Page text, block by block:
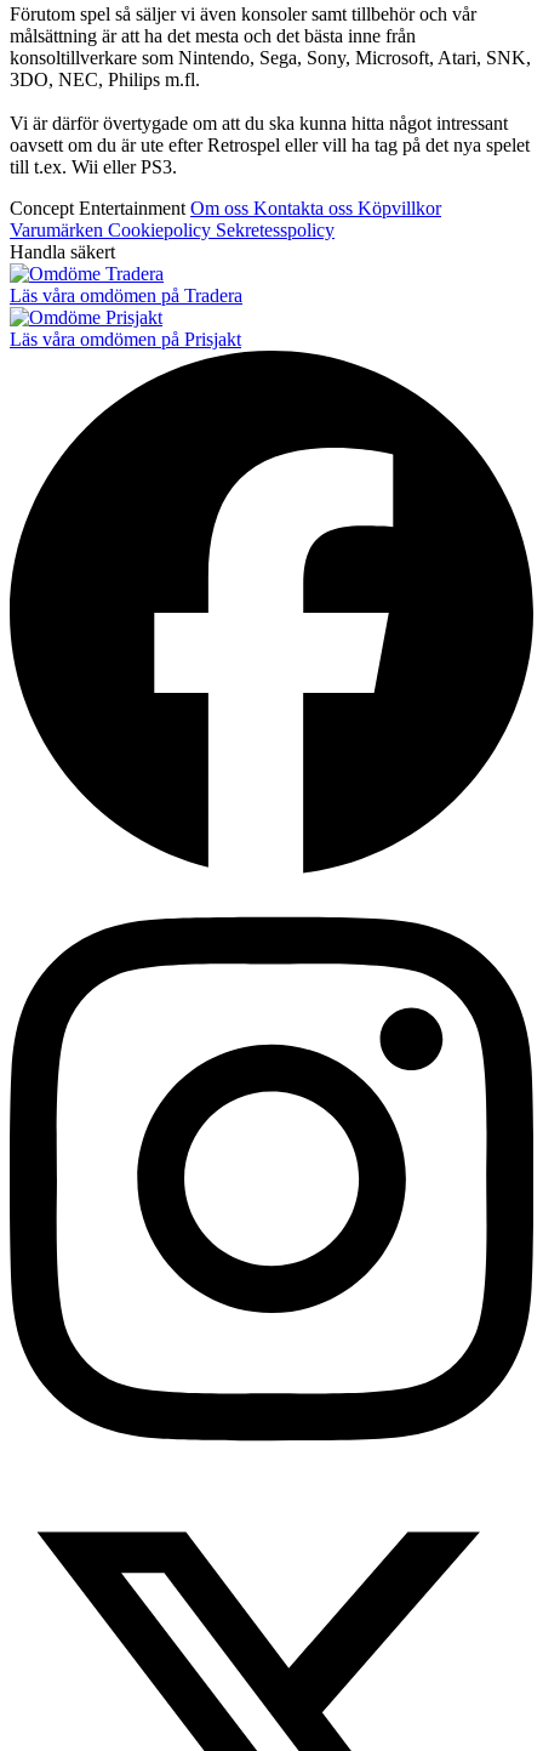
Förutom spel så säljer vi även konsoler samt tillbehör och vår
målsättning är att ha det mesta och det bästa inne från
konsoltillverkare som Nintendo, Sega, Sony, Microsoft, Atari, SNK,
3DO, NEC, Philips m.fl.
Vi är därför övertygade om att du ska kunna hitta något intressant
oavsett om du är ute efter Retrospel eller vill ha tag på det nya spelet
till t.ex. Wii eller PS3.
Concept Entertainment Om oss Kontakta oss Köpvillkor
Varumärken Cookiepolicy Sekretesspolicy
Handla säkert
Läs våra omdömen på Tradera
Läs våra omdömen på Prisjakt